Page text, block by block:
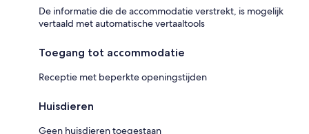
De informatie die de accommodatie verstrekt, is mogelijk
vertaald met automatische vertaaltools
Toegang tot accommodatie
Receptie met beperkte openingstijden
Huisdieren
Geen huisdieren toegestaan